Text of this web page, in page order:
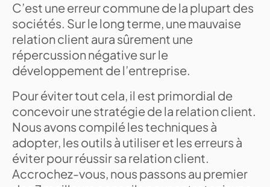
C’est une erreur commune de la plupart des
sociétés. Sur le long terme, une mauvaise
relation client aura sûrement une
répercussion négative sur le
développement de l’entreprise.
Pour éviter tout cela, il est primordial de
concevoir une stratégie de la relation client.
Nous avons compilé les techniques à
adopter, les outils à utiliser et les erreurs à
éviter pour réussir sa relation client.
Accrochez-vous, nous passons au premier